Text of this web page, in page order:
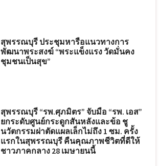
สุพรรณบุรี ประชุมหารือแนวทางการ
พัฒนาพระสงฆ์ “พระแข็งแรง วัดมั่นคง
ชุมชนเป็นสุข”
สุพรรณบุรี “รพ.ศุภมิตร” จับมือ “รพ. เอส”
ยกระดับศูนย์กระดูกสันหลังและข้อ ชู
นวัตกรรมผ่าตัดแผลเล็กไม่ถึง 1 ซม. ครั้ง
แรกในสุพรรณบุรี คืนคุณภาพชีวิตที่ดีให้
ชาวภาคกลาง 28 เมษายนนี้